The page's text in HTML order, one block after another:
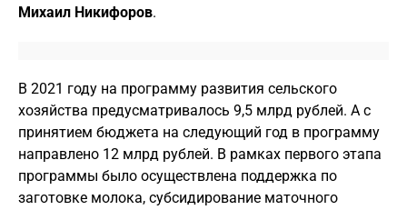
Михаил Никифоров.
В 2021 году на программу развития сельского
хозяйства предусматривалось 9,5 млрд рублей. А с
принятием бюджета на следующий год в программу
направлено 12 млрд рублей. В рамках первого этапа
программы было осуществлена поддержка по
заготовке молока, субсидирование маточного